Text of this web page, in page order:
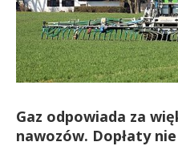
Gaz odpowiada za
nawozów. Dopłaty